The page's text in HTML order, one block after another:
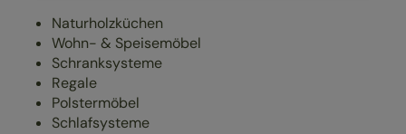
Naturholzküchen
Wohn- & Speisemöbel
Schranksysteme
Regale
Polstermöbel
Schlafsysteme